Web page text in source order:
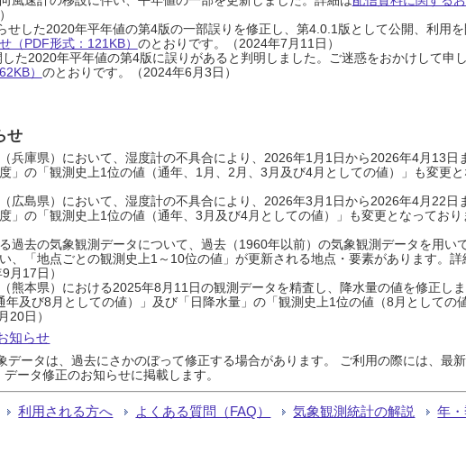
せした2020年平年値の第4版の一部誤りを修正し、第4.0.1版として公開、利用
（PDF形式：121KB） のとおりです。（2024年7月11日）
た2020年平年値の第4版に誤りがあると判明しました。ご迷惑をおかけして申
） のとおりです。（2024年6月3日）
せ
兵庫県）において、湿度計の不具合により、2026年1月1日から2026年4月13日
」の「観測史上1位の値（通年、1月、2月、3月及び4月としての値）」も変更
広島県）において、湿度計の不具合により、2026年3月1日から2026年4月22日
」の「観測史上1位の値（通年、3月及び4月としての値）」も変更となってお
過去の気象観測データについて、過去（1960年以前）の気象観測データを用い
、「地点ごとの観測史上1～10位の値」が更新される地点・要素があります。詳
月17日）
熊本県）における2025年8月11日の観測データを精査し、降水量の値を修正し
年及び8月としての値）」及び「日降水量」の「観測史上1位の値（8月として
20日）
知らせ
ータは、過去にさかのぼって修正する場合があります。 ご利用の際には、最
ータ修正のお知らせに掲載します。
利用される方へ よくある質問（FAQ） 気象観測統計の解説 年